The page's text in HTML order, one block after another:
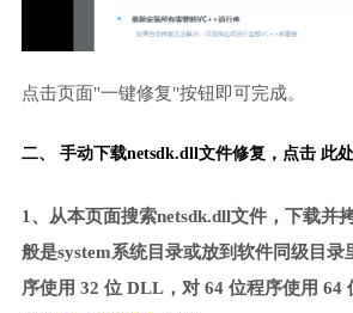
点击页面"一键修复"按钮即可完成。
二、 手动下载netsdk.dll文件修复， 点击 此
1、从本页面搜索netsdk.dll文件，下载并
般是system系统目录或放到软件同级目录
序使用 32 位 DLL，对 64 位程序使用 64